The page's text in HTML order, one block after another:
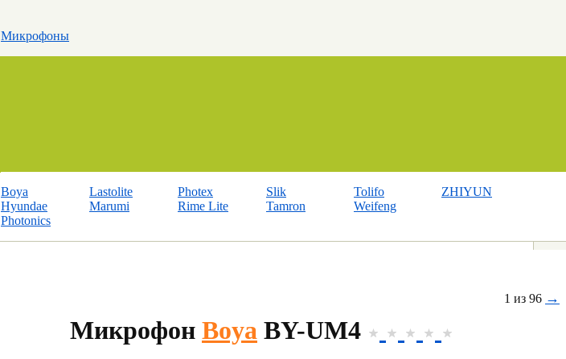
Микрофоны
Boya
Hyundae
Photonics
Lastolite
Marumi
Photex
Rime Lite
Slik
Tamron
Tolifo
Weifeng
ZHIYUN
1 из 96 →
Микрофон Boya BY-UM4